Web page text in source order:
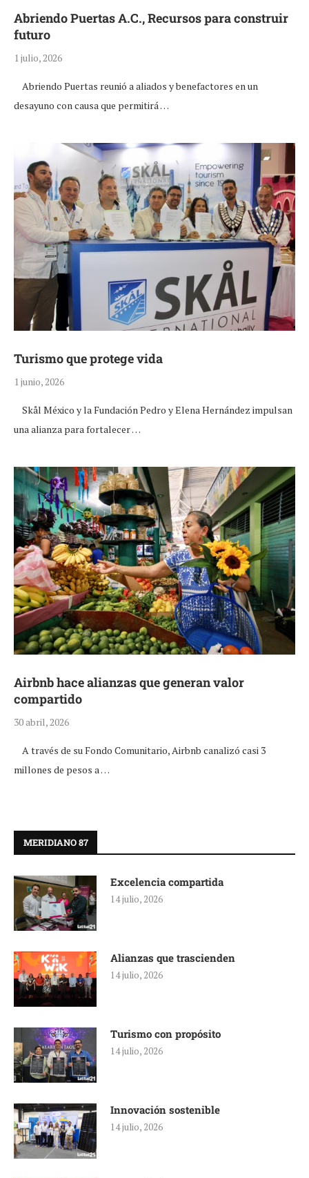
Abriendo Puertas A.C., Recursos para construir
futuro
1 julio, 2026
Abriendo Puertas reunió a aliados y benefactores en un
desayuno con causa que permitirá …
Turismo que protege vida
1 junio, 2026
Skål México y la Fundación Pedro y Elena Hernández impulsan
una alianza para fortalecer …
Airbnb hace alianzas que generan valor
compartido
30 abril, 2026
A través de su Fondo Comunitario, Airbnb canalizó casi 3
millones de pesos a …
MERIDIANO 87
Excelencia compartida
14 julio, 2026
Alianzas que trascienden
14 julio, 2026
Turismo con propósito
14 julio, 2026
Innovación sostenible
14 julio, 2026